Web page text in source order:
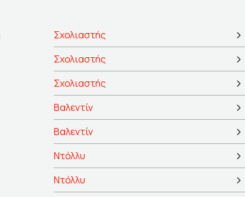
Σχολιαστής
Σχολιαστής
Σχολιαστής
Βαλεντίν
Βαλεντίν
Ντόλλυ
Ντόλλυ